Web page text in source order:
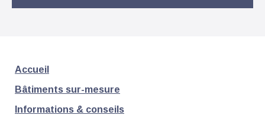
Accueil
Bâtiments sur-mesure
Informations & conseils